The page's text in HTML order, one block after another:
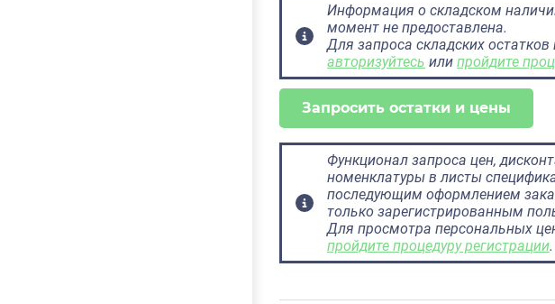
Информация о складском
момент не предоставлена.
Для запроса складских
авторизуйтесь или пройдите
Запросить остатки и цены
Функционал запроса цен,
номенклатуры в листы
последующим оформлением
только зарегистрированным
Для просмотра персональных
пройдите процедуру регистрации.